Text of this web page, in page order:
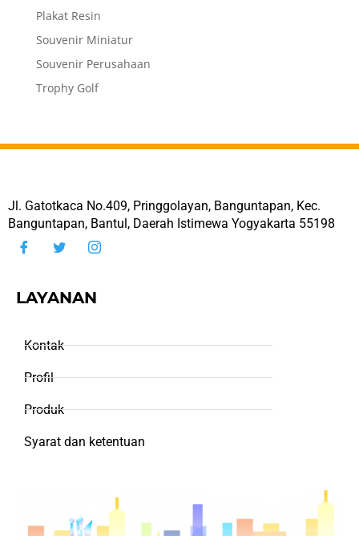
Plakat Resin
Souvenir Miniatur
Souvenir Perusahaan
Trophy Golf
Jl. Gatotkaca No.409, Pringgolayan, Banguntapan, Kec.
Banguntapan, Bantul, Daerah Istimewa Yogyakarta 55198
LAYANAN
Kontak
Profil
Produk
Syarat dan ketentuan